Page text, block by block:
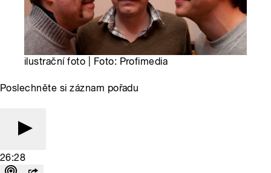
ilustrační foto | Foto: Profimedia
Poslechněte si záznam pořadu
26:28